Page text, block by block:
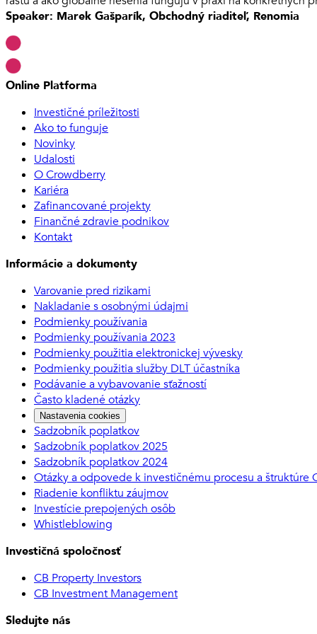
Speaker: Marek Gašparík, Obchodný riaditeľ, Renomia
Online Platforma
Investičné príležitosti
Ako to funguje
Novinky
Udalosti
O Crowdberry
Kariéra
Zafinancované projekty
Finančné zdravie podnikov
Kontakt
Informácie a dokumenty
Varovanie pred rizikami
Nakladanie s osobnými údajmi
Podmienky používania
Podmienky používania 2023
Podmienky použitia elektronickej vývesky
Podmienky použitia služby DLT účastníka
Podávanie a vybavovanie sťažností
Často kladené otázky
Nastavenia cookies
Sadzobník poplatkov
Sadzobník poplatkov 2025
Sadzobník poplatkov 2024
Otázky a odpovede k investičnému procesu a štruktúre
Riadenie konfliktu záujmov
Investície prepojených osôb
Whistleblowing
Investičná spoločnosť
CB Property Investors
CB Investment Management
Sledujte nás